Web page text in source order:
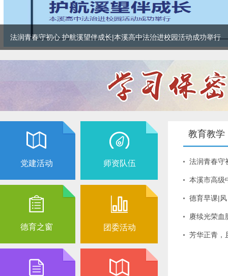
法润青春守初心 护航溪望伴成长|本溪高中法治进校园活动成功举行
党建活动 师资队伍
德育之窗 团委活动
教育教学
法润青春守
本溪市高级
德育早课|
赓续光荣
芳华正青